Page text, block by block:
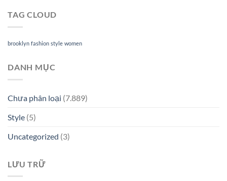
TAG CLOUD
brooklyn fashion style women
DANH MỤC
Chưa phân loại (7.889)
Style (5)
Uncategorized (3)
LƯU TRỮ